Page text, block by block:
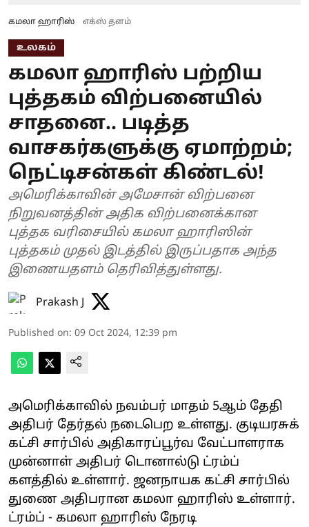
கமலா ஹாரிஸ் எக்ஸ் தளம்
உலகம்
கமலா ஹாரிஸ் பற்றிய
புத்தகம் விற்பனையில்
சாதனை.. படித்த
வாசகர்களுக்கு ஏமாற்றம்;
நெட்டிசன்கள் கிண்டல்!
அமெரிக்காவின் அமேசான் விற்பனை
நிறுவனத்தின் அதிக விற்பனைக்கான
புத்தக வரிசையில் கமலா ஹாரிஸின்
புத்தகம் முதல் இடத்தில் இருப்பதாக அந்த
இணையதளம் தெரிவித்துள்ளது.
Prakash J
Published on: 09 Oct 2024, 12:39 pm
அமெரிக்காவில் நவம்பர் மாதம் 5ஆம் தேதி
அதிபர் தேர்தல் நடைபெற உள்ளது. குடியரசுக்
கட்சி சார்பில் அதிகாரப்பூர்வ வேட்பாளராக
முன்னாள் அதிபர் டொனால்டு ட்ரம்ப்
களத்தில் உள்ளார். ஜனநாயக கட்சி சார்பில்
துணை அதிபரான கமலா ஹாரிஸ் உள்ளார்.
ட்ரம்ப் - கமலா ஹாரிஸ் நேரடி